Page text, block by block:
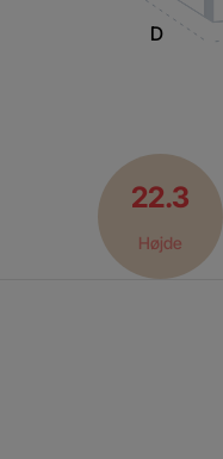
D
22.3
Højde